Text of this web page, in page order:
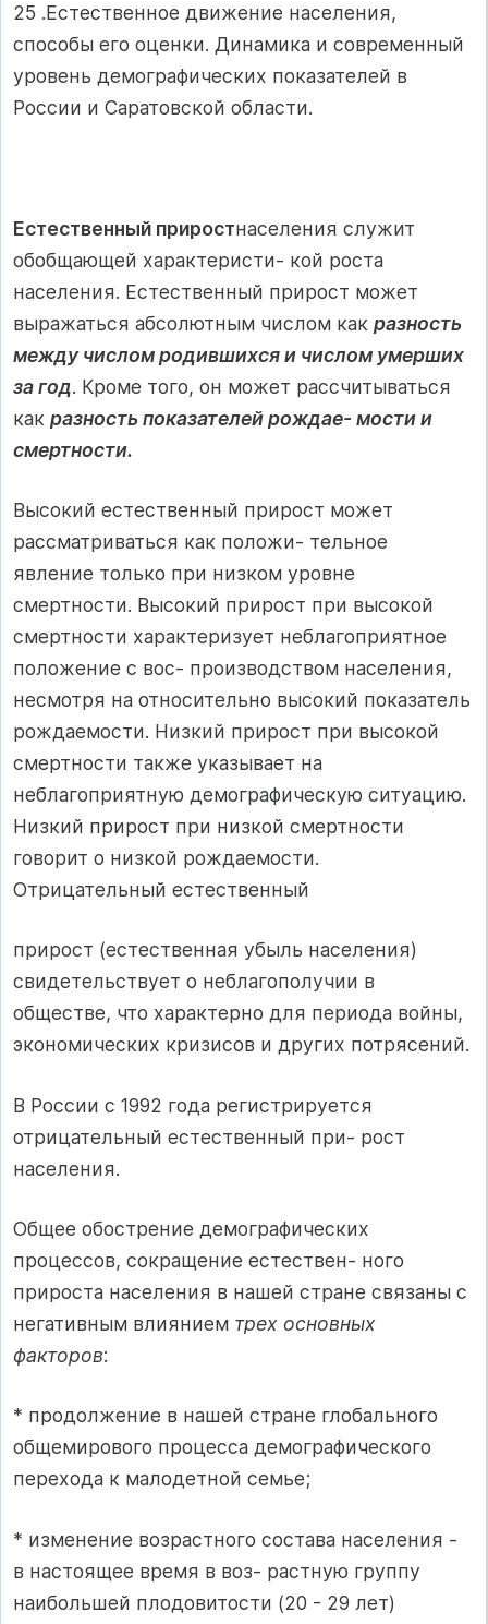
25 .Естественное движение населения,
способы его оценки. Динамика и современный
уровень демографических показателей в
России и Саратовской области.
Естественный приростнаселения служит
обобщающей характеристи- кой роста
населения. Естественный прирост может
выражаться абсолютным числом как разность
между числом родившихся и числом умерших
за год. Кроме того, он может рассчитываться
как разность показателей рождае- мости и
смертности.
Высокий естественный прирост может
рассматриваться как положи- тельное
явление только при низком уровне
смертности. Высокий прирост при высокой
смертности характеризует неблагоприятное
положение с вос- производством населения,
несмотря на относительно высокий показатель
рождаемости. Низкий прирост при высокой
смертности также указывает на
неблагоприятную демографическую ситуацию.
Низкий прирост при низкой смертности
говорит о низкой рождаемости.
Отрицательный естественный
прирост (естественная убыль населения)
свидетельствует о неблагополучии в
обществе, что характерно для периода войны,
экономических кризисов и других потрясений.
В России с 1992 года регистрируется
отрицательный естественный при- рост
населения.
Общее обострение демографических
процессов, сокращение естествен- ного
прироста населения в нашей стране связаны с
негативным влиянием трех основных
факторов:
* продолжение в нашей стране глобального
общемирового процесса демографического
перехода к малодетной семье;
* изменение возрастного состава населения -
в настоящее время в воз- растную группу
наибольшей плодовитости (20 - 29 лет)